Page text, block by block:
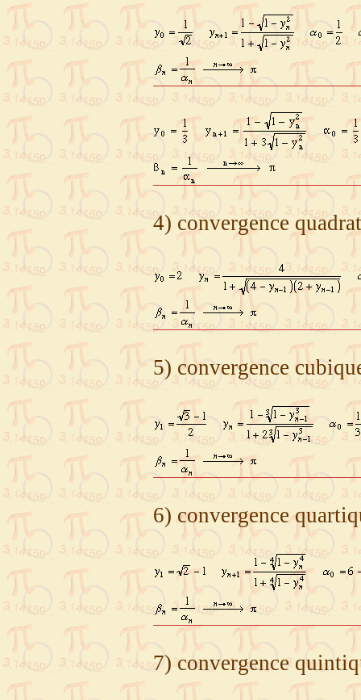
4) convergence
5) convergence
6) convergence
7) convergence